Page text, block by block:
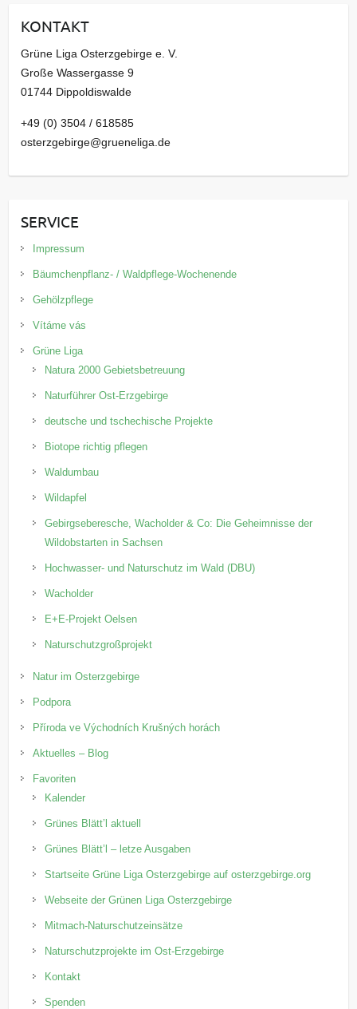
v
KONTAKT
Grüne Liga Osterzgebirge e. V.
Große Wassergasse 9
01744 Dippoldiswalde
+49 (0) 3504 / 618585
osterzgebirge@grueneliga.de
SERVICE
Impressum
Bäumchenpflanz- / Waldpflege-Wochenende
Gehölzpflege
Vítáme vás
Grüne Liga
Natura 2000 Gebietsbetreuung
Naturführer Ost-Erzgebirge
deutsche und tschechische Projekte
Biotope richtig pflegen
Waldumbau
Wildapfel
Gebirgseberesche, Wacholder & Co: Die Geheimnisse der
Wildobstarten in Sachsen
Hochwasser- und Naturschutz im Wald (DBU)
Wacholder
E+E-Projekt Oelsen
Naturschutzgroßprojekt
Natur im Osterzgebirge
Podpora
Příroda ve Východních Krušných horách
Aktuelles – Blog
Favoriten
Kalender
Grünes Blätt’l aktuell
Grünes Blätt’l – letze Ausgaben
Startseite Grüne Liga Osterzgebirge auf osterzgebirge.org
Webseite der Grünen Liga Osterzgebirge
Mitmach-Naturschutzeinsätze
Naturschutzprojekte im Ost-Erzgebirge
Kontakt
Spenden